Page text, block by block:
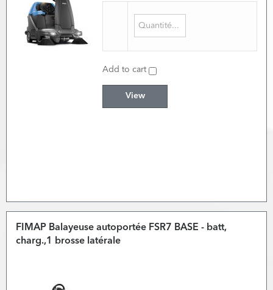
Add to cart
View
FIMAP Balayeuse autoportée FSR7 BASE - batt,
charg.,1 brosse latérale